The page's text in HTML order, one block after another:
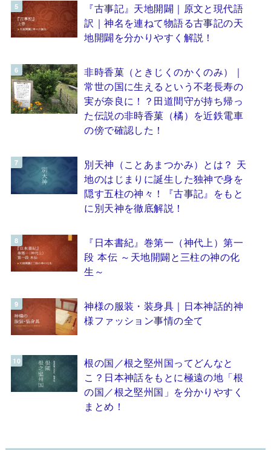
『古事記』天地開闢｜原文と現代語
訳｜神名を連ねて物語る古事記の天
地開闢を分かりやすく解説！
非時香菓（ときじくのかくのみ）｜
常世の国に生えるという不老長寿の
実が奈良に！？田道間守が持ち帰っ
た伝説の非時香菓（橘）を近鉄電車
の傍で確認した！
別天神（ことあまつかみ）とは？ 天
地のはじまりに誕生した独神で身を
隠す五柱の神々！『古事記』をもと
に別天神を徹底解説！
『日本書紀』巻第一（神代上）第一
段 本伝 ～天地開闢と三柱の神の化
生～
神様の服装・装身具｜日本神話的神
様ファッション事情の全て
根の国／根之堅州国ってどんなと
こ？日本神話をもとに極遠の地「根
の国／根之堅州国」を分かりやすく
まとめ！